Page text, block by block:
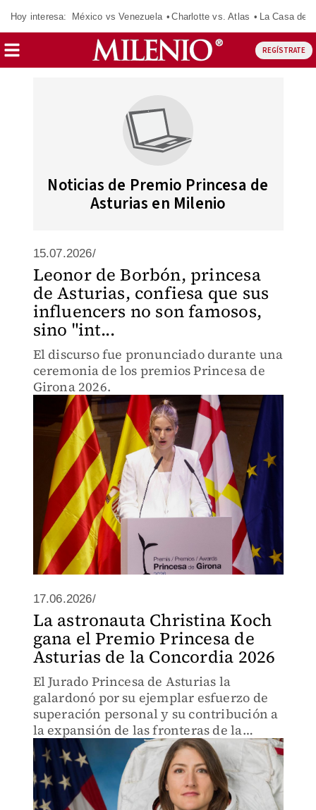
Hoy interesa: México vs Venezuela Charlotte vs. Atlas La Casa de
REGÍSTRATE
Noticias de Premio Princesa de
Asturias en Milenio
15.07.2026/
Leonor de Borbón, princesa
de Asturias, confiesa que sus
influencers no son famosos,
sino "int...
El discurso fue pronunciado durante una
ceremonia de los premios Princesa de
Girona 2026.
17.06.2026/
La astronauta Christina Koch
gana el Premio Princesa de
Asturias de la Concordia 2026
El Jurado Princesa de Asturias la
galardonó por su ejemplar esfuerzo de
superación personal y su contribución a
la expansión de las fronteras de la
humanidad.